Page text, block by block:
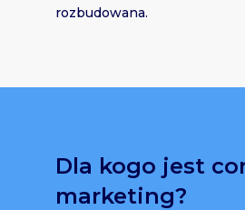
rozbudowana.
Dla kogo jest
marketing?